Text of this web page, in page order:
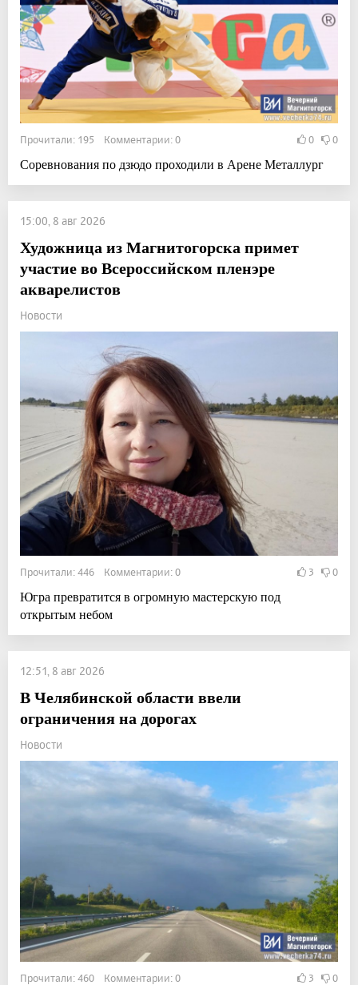
Прочитали: 195 Комментарии: 0 0 0
Соревнования по дзюдо проходили в Арене Металлург
15:00, 8 авг 2026
Художница из Магнитогорска примет
участие во Всероссийском пленэре
акварелистов
Новости
Прочитали: 446 Комментарии: 0 3 0
Югра превратится в огромную мастерскую под
открытым небом
12:51, 8 авг 2026
В Челябинской области ввели
ограничения на дорогах
Новости
Прочитали: 460 Комментарии: 0 3 0